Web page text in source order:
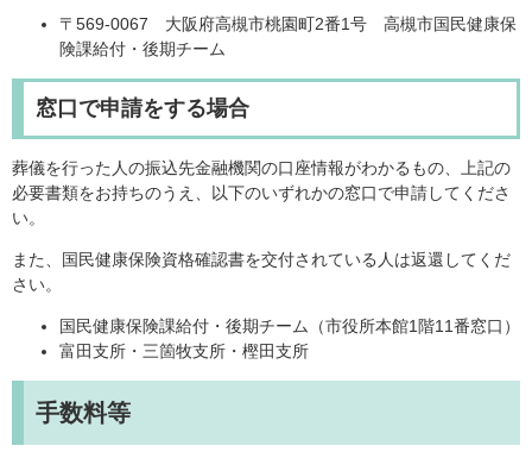
〒569-0067 大阪府高槻市桃園町2番1号 高槻市国民健康保
険課給付・後期チーム
窓口で申請をする場合
葬儀を行った人の振込先金融機関の口座情報がわかるもの、上記の
必要書類をお持ちのうえ、以下のいずれかの窓口で申請してくださ
い。
また、国民健康保険資格確認書を交付されている人は返還してくだ
さい。
国民健康保険課給付・後期チーム（市役所本館1階11番窓口）
富田支所・三箇牧支所・樫田支所
手数料等